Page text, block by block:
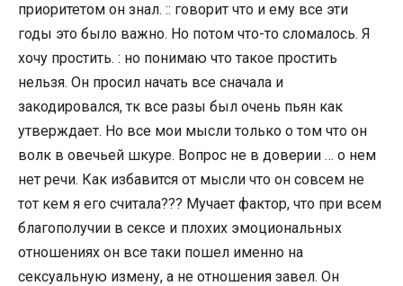
приоритетом он знал. :: говорит что и ему все эти
годы это было важно. Но потом что-то сломалось. Я
хочу простить. : но понимаю что такое простить
нельзя. Он просил начать все сначала и
закодировался, тк все разы был очень пьян как
утверждает. Но все мои мысли только о том что он
волк в овечьей шкуре. Вопрос не в доверии … о нем
нет речи. Как избавится от мысли что он совсем не
тот кем я его считала??? Мучает фактор, что при всем
благополучии в сексе и плохих эмоциональных
отношениях он все таки пошел именно на
сексуальную измену, а не отношения завел. Он